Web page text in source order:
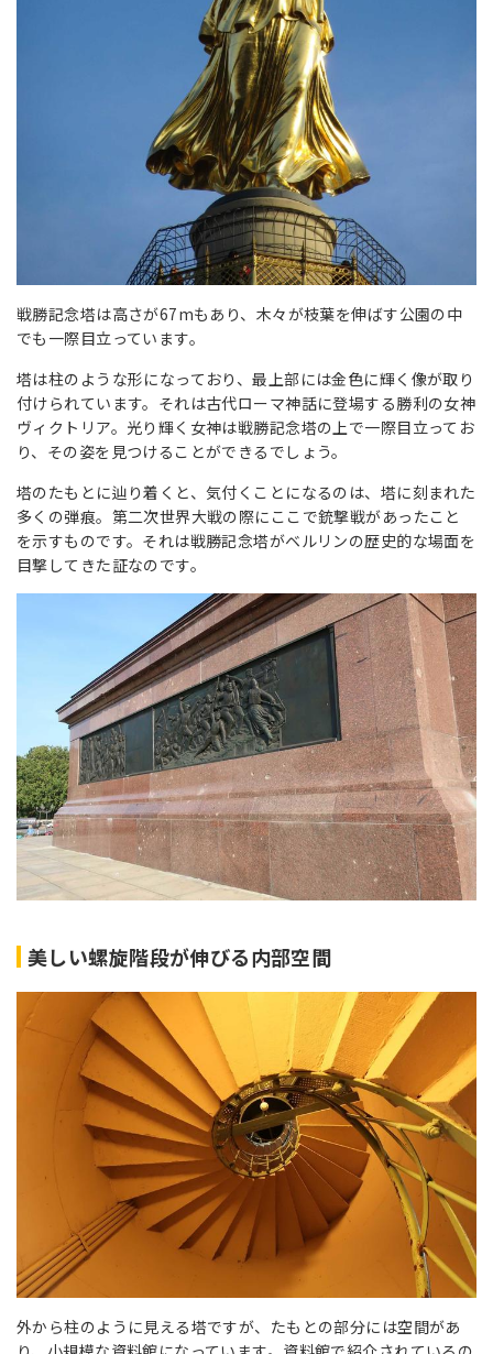
戦勝記念塔は高さが67mもあり、木々が枝葉を伸ばす公園の中
でも一際目立っています。
塔は柱のような形になっており、最上部には金色に輝く像が取り
付けられています。それは古代ローマ神話に登場する勝利の女神
ヴィクトリア。光り輝く女神は戦勝記念塔の上で一際目立ってお
り、その姿を見つけることができるでしょう。
塔のたもとに辿り着くと、気付くことになるのは、塔に刻まれた
多くの弾痕。第二次世界大戦の際にここで銃撃戦があったこと
を示すものです。それは戦勝記念塔がベルリンの歴史的な場面を
目撃してきた証なのです。
美しい螺旋階段が伸びる内部空間
外から柱のように見える塔ですが、たもとの部分には空間があ